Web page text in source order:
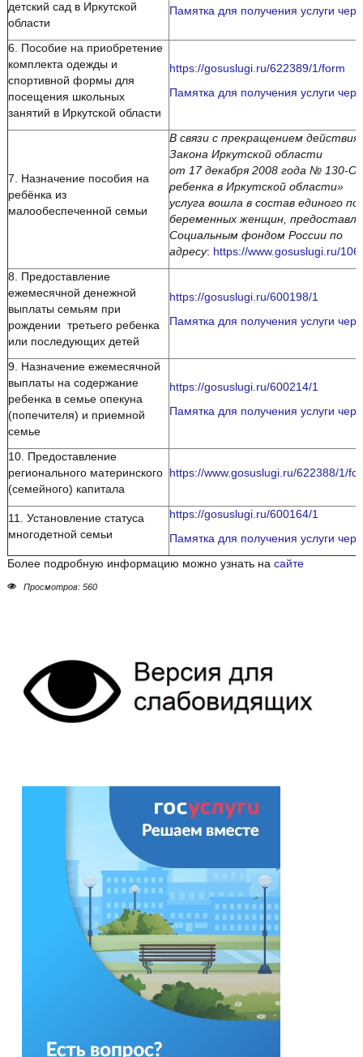
детский сад в Иркутской
области
Памятка для получения услуги
6. Пособие на приобретение
комплекта одежды и
спортивной формы для
посещения школьных
занятий в Иркутской области
https://gosuslugi.ru/622389/1/form
Памятка для получения услуги
7. Назначение пособия на
ребёнка из
малообеспеченной семьи
В связи с прекращением действия
Закона Иркутской области
от 17 декабря 2008 года № 130-
ребенка в Иркутской области»
услуга вошла в состав единого
беременных женщин,
Социальным фондом России по
адресу: https://www.gosuslugi.ru/
8. Предоставление
ежемесячной денежной
выплаты семьям при
рождении третьего ребенка
или последующих детей
https://gosuslugi.ru/600198/1
Памятка для получения услуги
9. Назначение ежемесячной
выплаты на содержание
ребенка в семье опекуна
(попечителя) и приемной
семье
https://gosuslugi.ru/600214/1
Памятка для получения услуги
10. Предоставление
регионального материнского
(семейного) капитала
https://www.gosuslugi.ru/622388/1/
11. Установление статуса
многодетной семьи
https://gosuslugi.ru/600164/1
Памятка для получения услуги
Более подробную информацию можно узнать на сайте
Просмотров: 560